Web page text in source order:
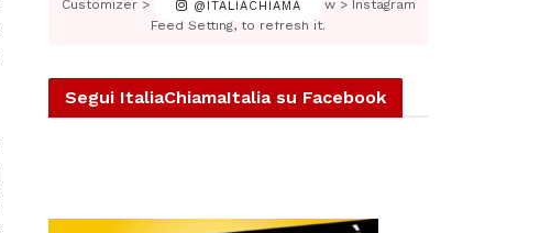
@ITALIACHIAMA
Customizer > JNews : Social, Like & View > Instagram
Feed Setting, to refresh it.
Segui ItaliaChiamaItalia su Facebook